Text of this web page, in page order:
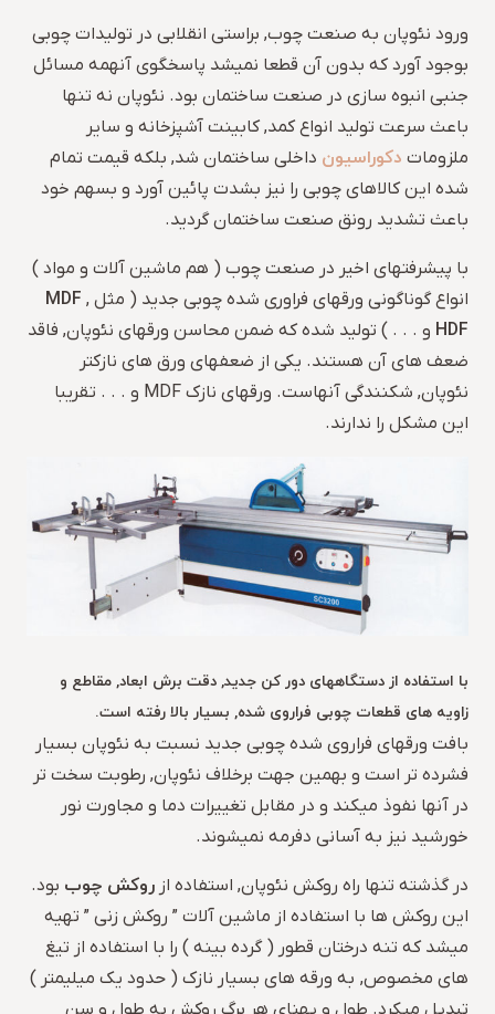
ورود نئوپان به صنعت چوب, براستی انقلابی در تولیدات چوبی
بوجود آورد که بدون آن قطعا نمیشد پاسخگوی آنهمه مسائل
جنبی انبوه سازی در صنعت ساختمان بود. نئوپان نه تنها
باعث سرعت تولید انواع کمد, کابینت آشپزخانه و سایر
ملزومات دکوراسیون داخلی ساختمان شد, بلکه قیمت تمام
شده این کالاهای چوبی را نیز بشدت پائین آورد و بسهم خود
باعث تشدید رونق صنعت ساختمان گردید.
با پیشرفتهای اخیر در صنعت چوب ( هم ماشین آلات و مواد )
انواع گوناگونی ورقهای فراوری شده چوبی جدید ( مثل MDF ,
HDF و . . . ) تولید شده که ضمن محاسن ورقهای نئوپان, فاقد
ضعف های آن هستند. یکی از ضعفهای ورق های نازکتر
نئوپان, شکنندگی آنهاست. ورقهای نازک MDF و . . . تقریبا
این مشکل را ندارند.
با استفاده از دستگاههای دور کن جدید, دقت برش ابعاد, مقاطع و
زاویه های قطعات چوبی فراروی شده, بسیار بالا رفته است.
بافت ورقهای فراروی شده چوبی جدید نسبت به نئوپان بسیار
فشرده تر است و بهمین جهت برخلاف نئوپان, رطوبت سخت تر
در آنها نفوذ میکند و در مقابل تغییرات دما و مجاورت نور
خورشید نیز به آسانی دفرمه نمیشوند.
در گذشته تنها راه روکش نئوپان, استفاده از روکش چوب بود.
این روکش ها با استفاده از ماشین آلات ” روکش زنی ” تهیه
میشد که تنه درختان قطور ( گرده بینه ) را با استفاده از تیغ
های مخصوص, به ورقه های بسیار نازک ( حدود یک میلیمتر )
تبدیل میکرد. طول و پهنای هر برگ روکش به طول و سن